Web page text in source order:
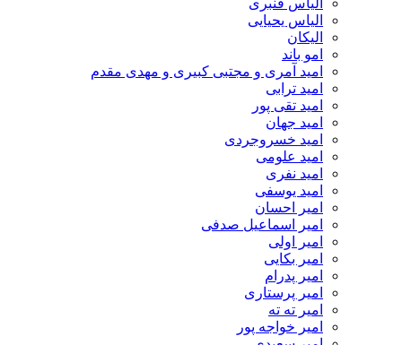
الیاس یحیایی
امو باند
امید آمری و مجتبی کبیری و مهدى مقدم
امید ترابی
امید تقی پور
امید جهان
امید خسروجردی
امید علومی
امید نفری
امید یوسفی
امیر احسان
امیر اسماعیل صدفی
امیر اولی
امیر بکایی
امیر پدرام
امیر پرستاری
امیر ته ته
امیر خواجه پور